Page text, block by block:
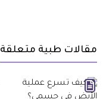
مقالات طبية متعلقة